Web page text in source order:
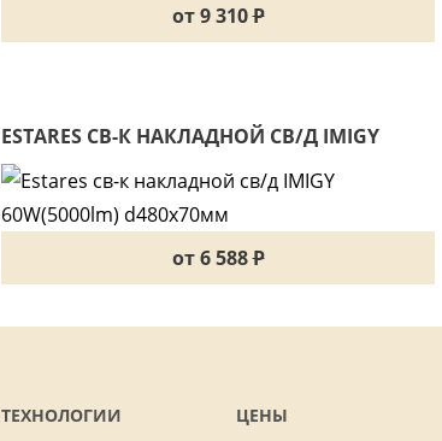
от 9 310P
ESTARES СВ-К НАКЛАДНОЙ СВ/Д IMIGY
60W(5000LM) D480X70ММ
от 6 588P
ТЕХНОЛОГИИ ЦЕНЫ